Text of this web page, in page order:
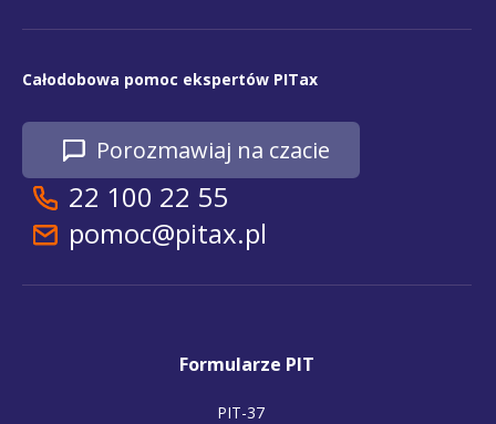
Całodobowa pomoc ekspertów PITax
Porozmawiaj na czacie
22 100 22 55
pomoc@pitax.pl
Formularze PIT
PIT-37